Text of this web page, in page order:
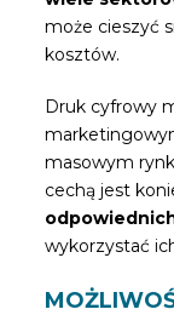
może cieszyć
kosztów.
Druk cyfrowy
masowym
cechą jest
wykorzystać